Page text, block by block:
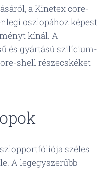
a Kinetex core-
oszlopához képest
kínál. A
és gyártású szilícium-
shell részecskéket
széles
A legegyszerűbb